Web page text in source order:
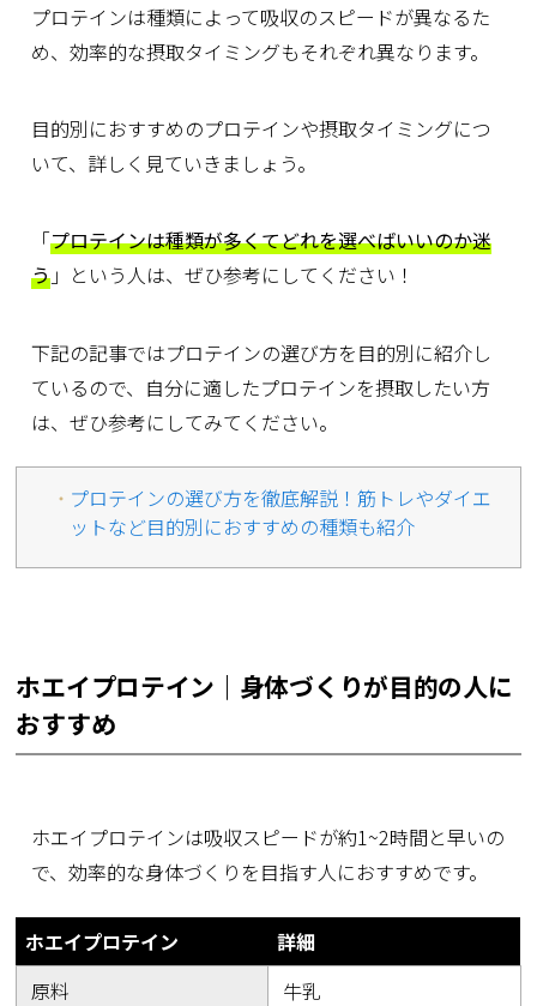
プロテインは種類によって吸収のスピードが異なるた
め、効率的な摂取タイミングもそれぞれ異なります。
目的別におすすめのプロテインや摂取タイミングにつ
いて、詳しく見ていきましょう。
「プロテインは種類が多くてどれを選べばいいのか迷
う 」という人は、ぜひ参考にしてください！
下記の記事ではプロテインの選び方を目的別に紹介し
ているので、自分に適したプロテインを摂取したい方
は、ぜひ参考にしてみてください。
プロテインの選び方を徹底解説！筋トレやダイエ
ットなど目的別におすすめの種類も紹介
ホエイプロテイン｜身体づくりが目的の人に
おすすめ
ホエイプロテインは吸収スピードが約1~2時間と早いの
で、効率的な身体づくりを目指す人におすすめです。
ホエイプロテイン
詳細
原料
牛乳